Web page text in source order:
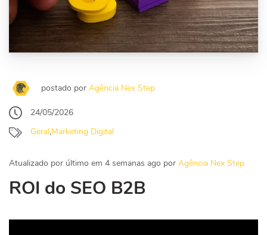
postado por Agência Nex Step
24/05/2026
Geral,Marketing Digital
Atualizado por último em 4 semanas ago por Agência Nex Step
ROI do SEO B2B